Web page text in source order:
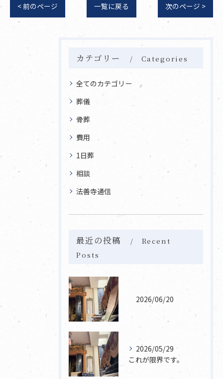
< 前のページ 一覧に戻る 次のページ >
カテゴリー Categories
全てのカテゴリー
葬儀
骨葬
費用
1日葬
相談
法善寺通信
最近の投稿
Recent
Posts
2026/06/20
2026/05/29
これが限界です。